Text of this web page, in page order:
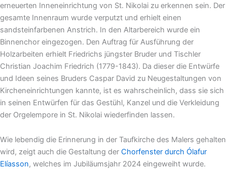
erneuerten Inneneinrichtung von St. Nikolai zu erkennen sein. Der
gesamte Innenraum wurde verputzt und erhielt einen
sandsteinfarbenen Anstrich. In den Altarbereich wurde ein
Binnenchor eingezogen. Den Auftrag für Ausführung der
Holzarbeiten erhielt Friedrichs jüngster Bruder und Tischler
Christian Joachim Friedrich (1779-1843). Da dieser die Entwürfe
und Ideen seines Bruders Caspar David zu Neugestaltungen von
Kircheneinrichtungen kannte, ist es wahrscheinlich, dass sie sich
in seinen Entwürfen für das Gestühl, Kanzel und die Verkleidung
der Orgelempore in St. Nikolai wiederfinden lassen.
Wie lebendig die Erinnerung in der Taufkirche des Malers gehalten
wird, zeigt auch die Gestaltung der Chorfenster durch Ólafur
Elíasson, welches im Jubiläumsjahr 2024 eingeweiht wurde.